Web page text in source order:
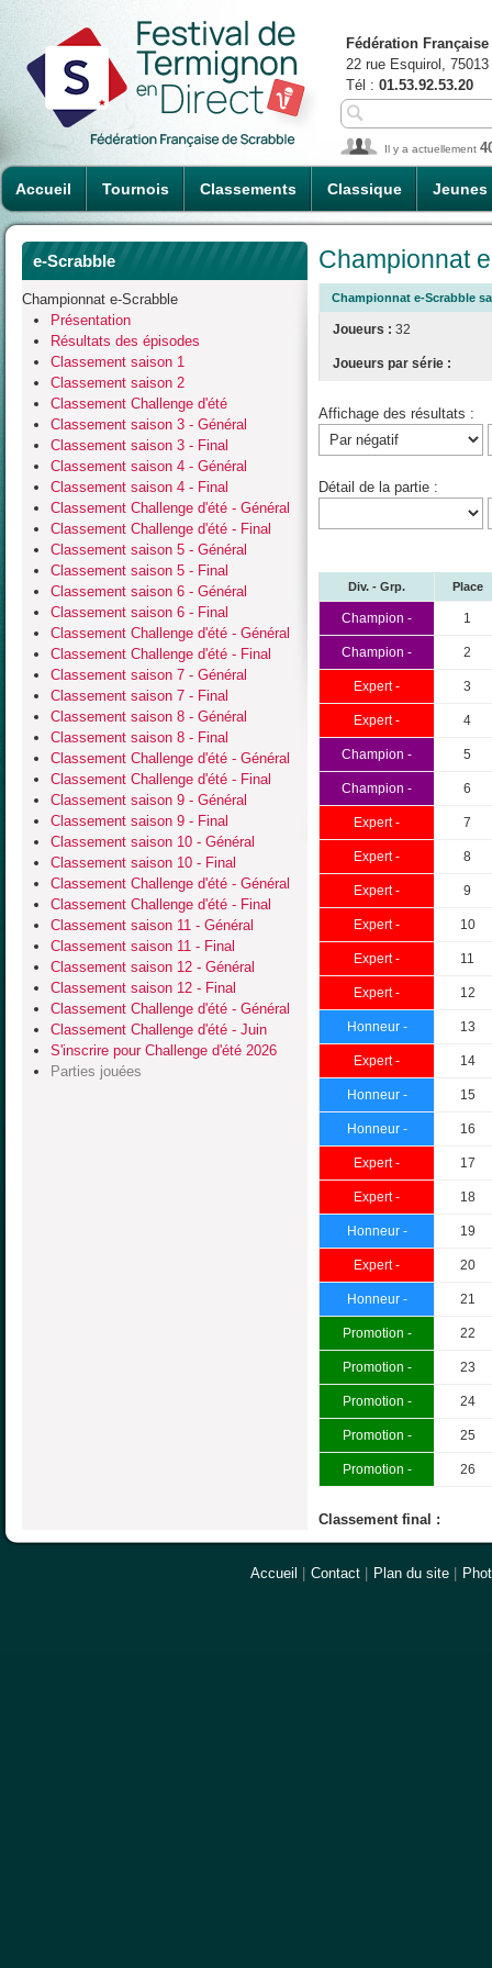
Accueil Tournois Classements Classique Jeunes
Fédération
22 rue Esquirol,
Tél : 01.53.92.53.20
Il y a actuellement
e-Scrabble
Championnat e-Scrabble
Présentation
Résultats des épisodes
Classement saison 1
Classement saison 2
Classement Challenge d'été
Classement saison 3 - Général
Classement saison 3 - Final
Classement saison 4 - Général
Classement saison 4 - Final
Classement Challenge d'été - Général
Classement Challenge d'été - Final
Classement saison 5 - Général
Classement saison 5 - Final
Classement saison 6 - Général
Classement saison 6 - Final
Classement Challenge d'été - Général
Classement Challenge d'été - Final
Classement saison 7 - Général
Classement saison 7 - Final
Classement saison 8 - Général
Classement saison 8 - Final
Classement Challenge d'été - Général
Classement Challenge d'été - Final
Classement saison 9 - Général
Classement saison 9 - Final
Classement saison 10 - Général
Classement saison 10 - Final
Classement Challenge d'été - Général
Classement Challenge d'été - Final
Classement saison 11 - Général
Classement saison 11 - Final
Classement saison 12 - Général
Classement saison 12 - Final
Classement Challenge d'été - Général
Classement Challenge d'été - Juin
S'inscrire pour Challenge d'été 2026
Parties jouées
Championnat
Championnat e-Scrabble
Joueurs : 32
Joueurs par série :
Affichage des résultats :
Détail de la partie :
Div. - Grp. Place
Champion - 1
Champion - 2
Expert - 3
Expert - 4
Champion - 5
Champion - 6
Expert - 7
Expert - 8
Expert - 9
Expert - 10
Expert - 11
Expert - 12
Honneur - 13
Expert - 14
Honneur - 15
Honneur - 16
Expert - 17
Expert - 18
Honneur - 19
Expert - 20
Honneur - 21
Promotion - 22
Promotion - 23
Promotion - 24
Promotion - 25
Promotion - 26
Classement final :
Accueil | Contact | Plan du site |